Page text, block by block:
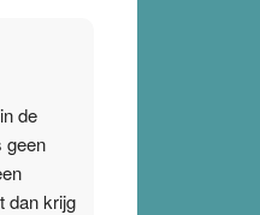
de
geen
dan krijg